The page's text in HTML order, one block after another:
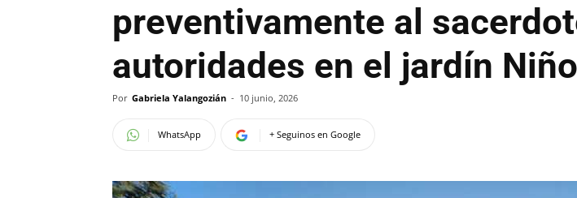
preventivamente al
autoridades en el jardín
Por Gabriela Yalangozián - 10 junio, 2026
WhatsApp + Seguinos en Google